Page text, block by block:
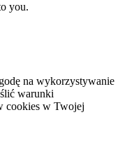
you.
na wykorzystywanie
warunki
cookies w Twojej